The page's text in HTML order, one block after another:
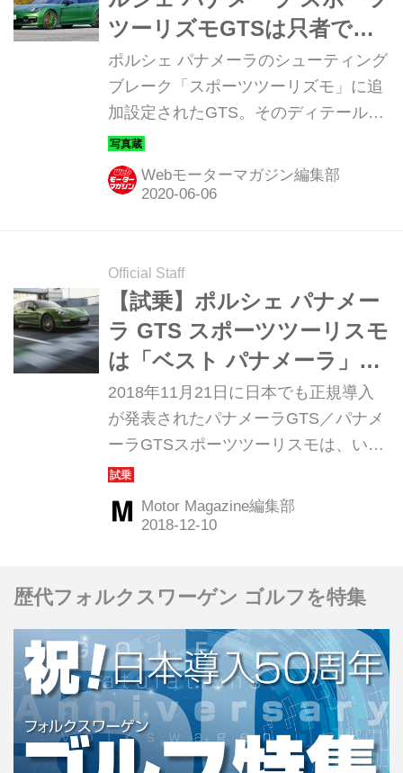
ツーリズモGTSは只者では
ない雰囲気を醸し出す
ポルシェ パナメーラのシューティング
ブレーク「スポーツツーリズモ」に追
加設定されたGTS。そのディテールを
写真で紹介しよう。
Webモーターマガジン編集部
Official Staff
【試乗】ポルシェ パナメー
ラ GTS スポーツツーリスモ
は「ベスト パナメーラ」
か！？
2018年11月21日に日本でも正規導入
が発表されたパナメーラGTS／パナメ
ーラGTSスポーツツーリスモは、いっ
たいどういうクルマなのか。バーレー
ンで開催された国際試乗会からその印
象を報告しよう。（Motor Magazine
Motor Magazine編集部
歴代フォルクスワーゲン ゴルフを特集